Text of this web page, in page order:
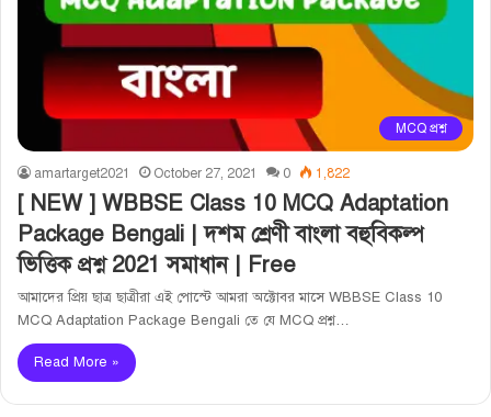
MCQ প্রশ্ন
amartarget2021 October 27, 2021 0 1,822
[ NEW ] WBBSE Class 10 MCQ Adaptation
Package Bengali | দশম শ্রেণী বাংলা বহুবিকল্প
ভিত্তিক প্রশ্ন 2021 সমাধান | Free
আমাদের প্রিয় ছাত্র ছাত্রীরা এই পোস্টে আমরা অক্টোবর মাসে WBBSE Class 10
MCQ Adaptation Package Bengali তে যে MCQ প্রশ্ন…
Read More »